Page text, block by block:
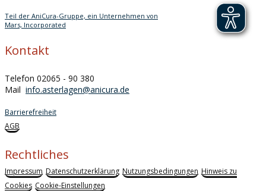
Teil der AniCura-Gruppe, ein Unternehmen von
Mars, Incorporated
Kontakt
Telefon 02065 - 90 380
Mail info.asterlagen@anicura.de
Barrierefreiheit
AGB
Rechtliches
Impressum Datenschutzerklärung Nutzungsbedingungen Hinweis zu
Cookies Cookie-Einstellungen